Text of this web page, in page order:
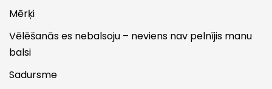
Mērķi
Vēlēšanās es nebalsoju – neviens nav pelnījis manu
balsi
Sadursme